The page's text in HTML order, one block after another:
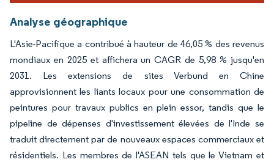
Analyse géographique
L'Asie-Pacifique a contribué à hauteur de 46,05 % des revenus
mondiaux en 2025 et affichera un CAGR de 5,98 % jusqu'en
2031. Les extensions de sites Verbund en Chine
approvisionnent les liants locaux pour une consommation de
peintures pour travaux publics en plein essor, tandis que le
pipeline de dépenses d'investissement élevées de l'Inde se
traduit directement par de nouveaux espaces commerciaux et
résidentiels. Les membres de l'ASEAN tels que le Vietnam et